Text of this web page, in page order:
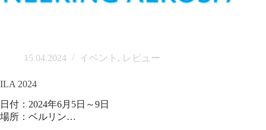
15.04.2024 イベント , レビュー
ILA 2024
日付：2024年6月5日～9日
場所：ベルリン…